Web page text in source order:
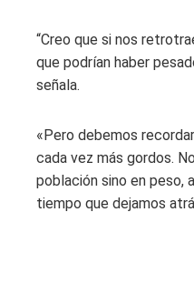
“Creo que si nos
que podrían haber
señala.
«Pero debemos
cada vez más gordos.
población sino en peso,
tiempo que dejamos